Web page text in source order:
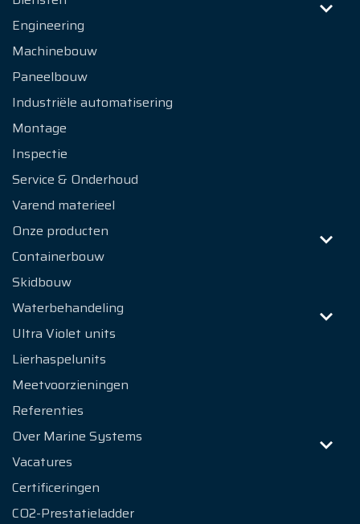
Engineering
Machinebouw
Paneelbouw
Industriële automatisering
Montage
Inspectie
Service & Onderhoud
Varend materieel
Onze producten
Containerbouw
Skidbouw
Waterbehandeling
Ultra Violet units
Lierhaspelunits
Meetvoorzieningen
Referenties
Over Marine Systems
Vacatures
Certificeringen
CO2-Prestatieladder